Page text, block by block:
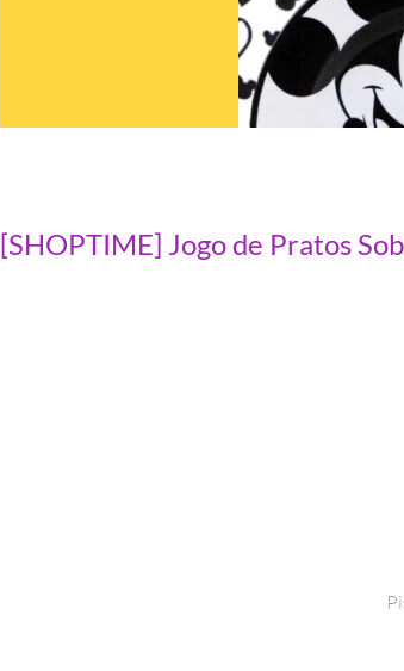
[SHOPTIME] Jogo de Pratos